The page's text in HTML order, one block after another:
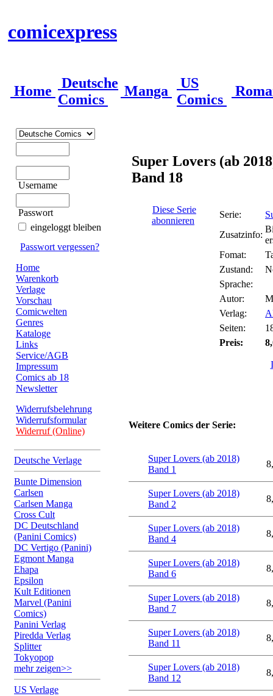
comicexpress
Home
Deutsche
Comics
Manga
US
Comics
Username
Passwort
eingeloggt bleiben
Passwort vergessen?
Home
Warenkorb
Verlage
Vorschau
Comicwelten
Genres
Kataloge
Links
Service/AGB
Impressum
Comics ab 18
Newsletter
Widerrufsbelehrung
Widerrufsformular
Widerruf (Online)
Deutsche Verlage
Bunte Dimension
Carlsen
Carlsen Manga
Cross Cult
DC Deutschland
(Panini Comics)
DC Vertigo (Panini)
Egmont Manga
Ehapa
Epsilon
Kult Editionen
Marvel (Panini
Comics)
Panini Verlag
Piredda Verlag
Splitter
Tokyopop
mehr zeigen>>
US Verlage
Super Lovers (ab
Band 18
Diese Serie
abonnieren
Serie:
Zusatzinfo:
Fomat:
Zustand:
Sprache:
Autor:
Verlag:
Seiten:
Preis:
Weitere Comics der Serie:
Super Lovers (ab 2018)
Band 1
Super Lovers (ab 2018)
Band 2
Super Lovers (ab 2018)
Band 4
Super Lovers (ab 2018)
Band 6
Super Lovers (ab 2018)
Band 7
Super Lovers (ab 2018)
Band 11
Super Lovers (ab 2018)
Band 12